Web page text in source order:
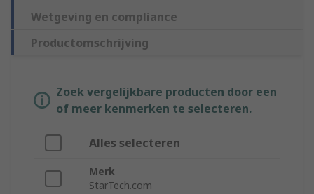
Wetgeving en compliance
Productomschrijving
Zoek vergelijkbare producten door een
of meer kenmerken te selecteren.
Alles selecteren
Merk
StarTech.com